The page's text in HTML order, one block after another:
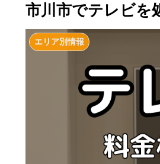
市川市でテレビを
エリア別情報